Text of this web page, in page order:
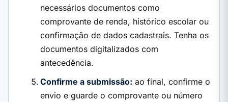
necessários documentos como
comprovante de renda, histórico escolar ou
confirmação de dados cadastrais. Tenha os
documentos digitalizados com
antecedência.
Confirme a submissão: ao final, confirme o
envio e guarde o comprovante ou número